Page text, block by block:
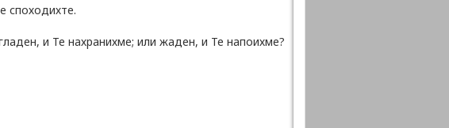
споходихте.
и Те нахранихме; или жаден, и Те напоихме?